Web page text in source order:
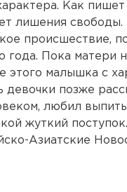
Как
лишения свободы.
происшествие,
года. Пока матери
этого малышка с
девочки позже
любил
жуткий
Азиатские